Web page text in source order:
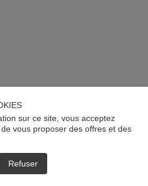
sur ce site, vous acceptez
vous proposer des offres et des
Refuser